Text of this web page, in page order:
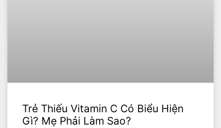
Trẻ Thiếu Vitamin C Có Biểu Hiện
Gì? Mẹ Phải Làm Sao?